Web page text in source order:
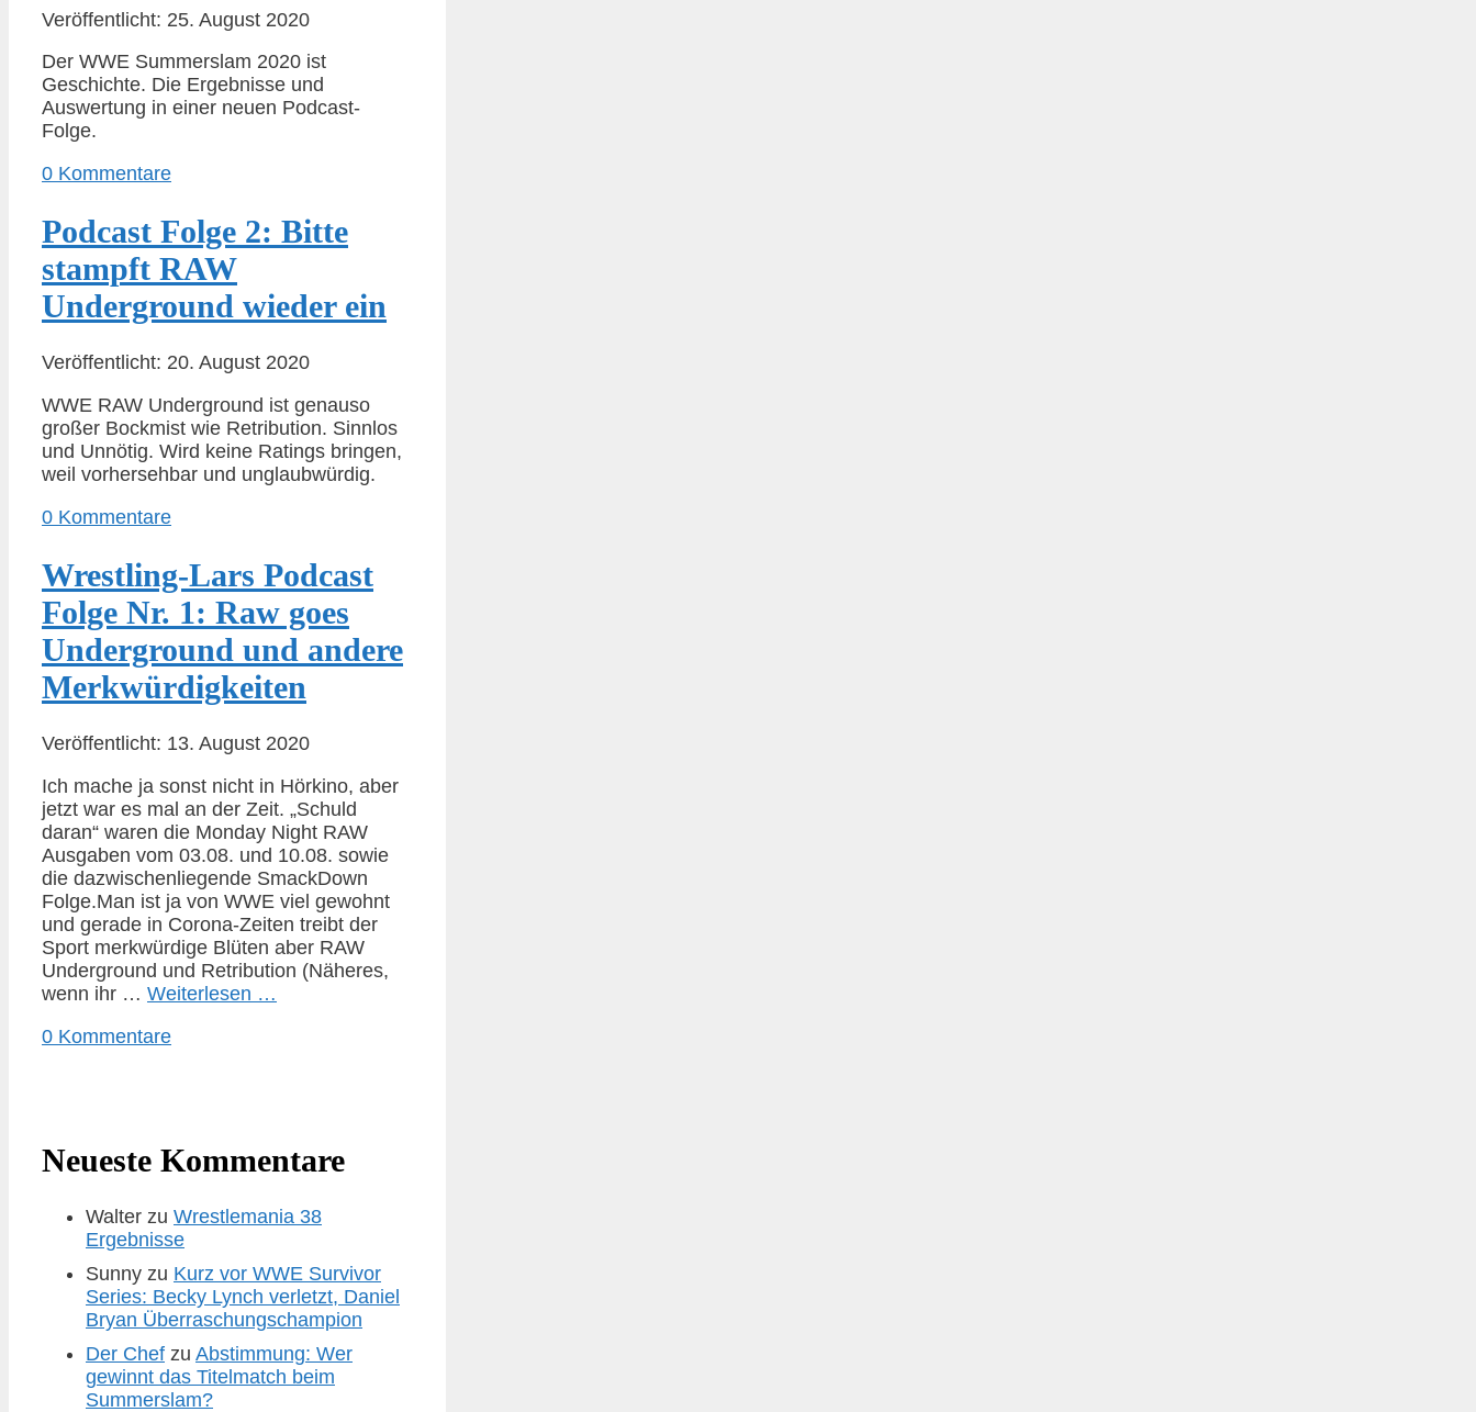
Veröffentlicht: 25. August 2020
Der WWE Summerslam 2020 ist
Geschichte. Die Ergebnisse und
Auswertung in einer neuen Podcast-
Folge.
0 Kommentare
Podcast Folge 2: Bitte
stampft RAW
Underground wieder ein
Veröffentlicht: 20. August 2020
WWE RAW Underground ist genauso
großer Bockmist wie Retribution. Sinnlos
und Unnötig. Wird keine Ratings bringen,
weil vorhersehbar und unglaubwürdig.
0 Kommentare
Wrestling-Lars Podcast
Folge Nr. 1: Raw goes
Underground und andere
Merkwürdigkeiten
Veröffentlicht: 13. August 2020
Ich mache ja sonst nicht in Hörkino, aber
jetzt war es mal an der Zeit. „Schuld
daran“ waren die Monday Night RAW
Ausgaben vom 03.08. und 10.08. sowie
die dazwischenliegende SmackDown
Folge.Man ist ja von WWE viel gewohnt
und gerade in Corona-Zeiten treibt der
Sport merkwürdige Blüten aber RAW
Underground und Retribution (Näheres,
wenn ihr … Weiterlesen …
0 Kommentare
Neueste Kommentare
Walter zu Wrestlemania 38
Ergebnisse
Sunny zu Kurz vor WWE Survivor
Series: Becky Lynch verletzt, Daniel
Bryan Überraschungschampion
Der Chef zu Abstimmung: Wer
gewinnt das Titelmatch beim
Summerslam?